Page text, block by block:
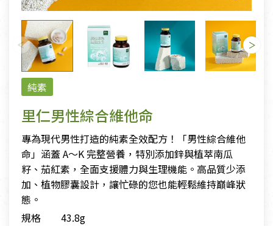
純素
里仁男性綜合維他命
專為現代男性打造的純素全效配方！「男性綜合維他
命」涵蓋 A～K 完整營養，特別添加鋅與植萃南瓜
籽、茄紅素，全面支援體力與生理機能。高品質少添
加、植物膠囊設計，讓忙碌的您也能輕鬆維持巔峰狀
態。
規格
43.8g